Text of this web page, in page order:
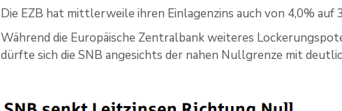
Die EZB hat mittlerweile ihren Einlagenzins auch von 4,0% auf
Während die Europäische Zentralbank weiteres
dürfte sich die SNB angesichts der nahen Nullgrenze mit